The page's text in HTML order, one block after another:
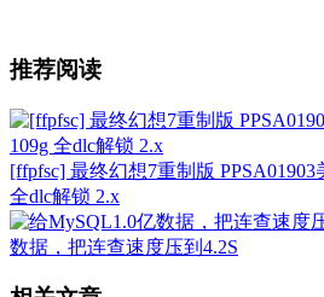
推荐阅读
[ffpfsc] 最终幻想7重制版 PPSA01903
全dlc解锁 2.x
数据，把连查速度压到4.2S